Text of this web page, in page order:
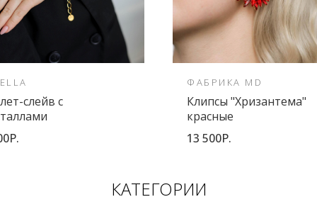
слейв с
ФАБРИКА MD
Клипсы "Хризантема"
красные
13 500Р.
КАТЕГОРИИ